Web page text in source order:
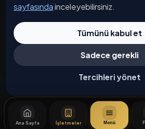
sayfasındainceleyebilirsiniz.
Tümünü kabul et
Sadece gerekli
Tercihleri yönet
Ana Sayfa İşletmeler Menü
Üyelik Sözleşmesi
Kişisel Veri Koruma
© 2026 Bağdat Caddesi. Tüm hakları saklıdır.